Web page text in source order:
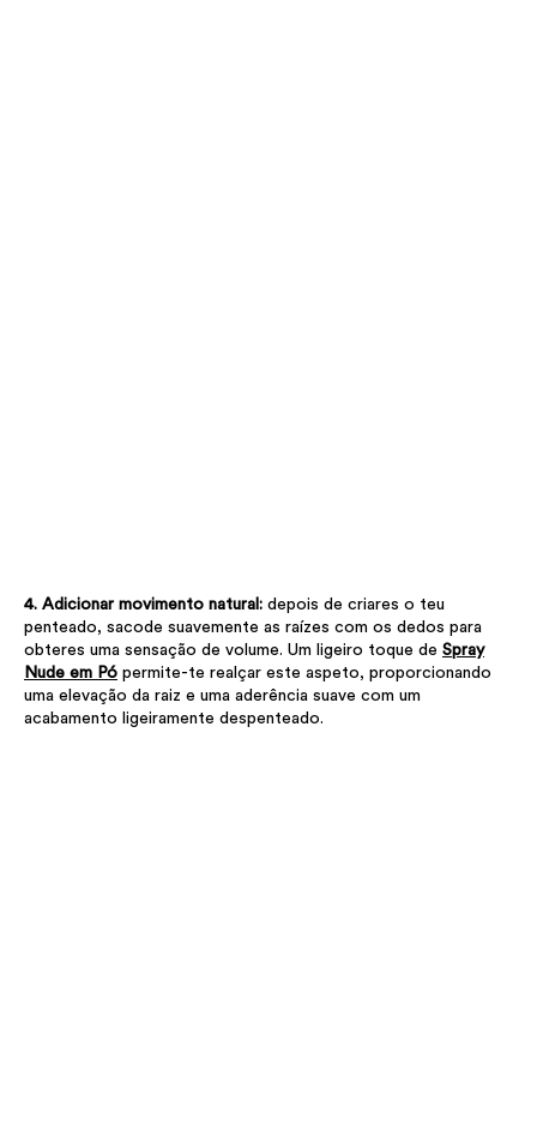
4. Adicionar movimento natural: depois de criares o teu
penteado, sacode suavemente as raízes com os dedos para
obteres uma sensação de volume. Um ligeiro toque de Spray
Nude em Pó permite-te realçar este aspeto, proporcionando
uma elevação da raiz e uma aderência suave com um
acabamento ligeiramente despenteado.